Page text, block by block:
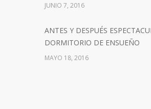
JUNIO 7, 2016
ANTES Y DESPUÉS
DORMITORIO DE ENSUEÑO
MAYO 18, 2016